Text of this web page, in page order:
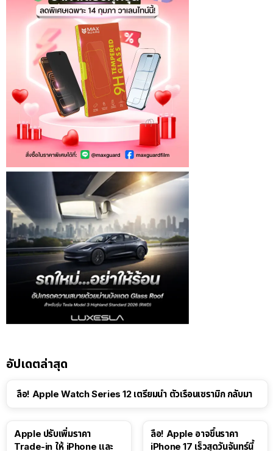
อัปเดตล่าสุด
ลือ! Apple Watch Series 12 เตรียมนำ ตัวเรือนเซรามิก กลับมา
Apple ปรับเพิ่มราคา
Trade-in ให้ iPhone และ
ลือ! Apple อาจขึ้นราคา
iPhone 17 เร็วสุดวันจันทร์นี้